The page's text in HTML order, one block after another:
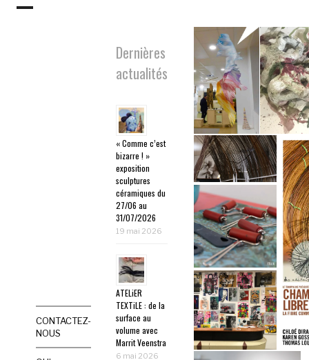
CONTACTEZ-
NOUS
Dernières
actualités
« Comme c’est
bizarre ! »
exposition
sculptures
céramiques du
27/06 au
31/07/2026
19 mai 2026
ATELiER
TEXTiLE : de la
surface au
volume avec
Marrit Veenstra
6 mai 2026